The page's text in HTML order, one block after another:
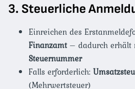
3. Steuerliche
Einreichen des
Finanzamt– dadurch erhält
Steuernummer
Falls erforderlich:
(Mehrwertsteuer)